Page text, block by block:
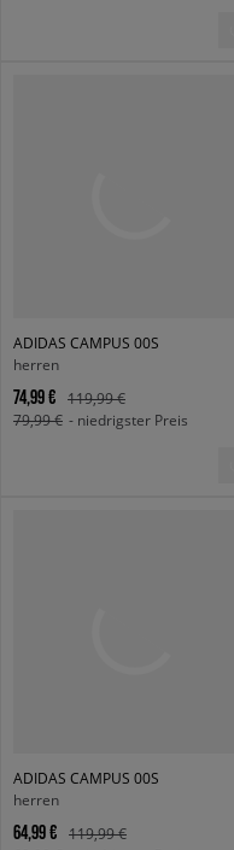
ADIDAS CAMPUS 00S
herren
74,99 €
119,99 €
79,99 € - niedrigster Preis
ADIDAS CAMPUS 00S
herren
64,99 €
119,99 €